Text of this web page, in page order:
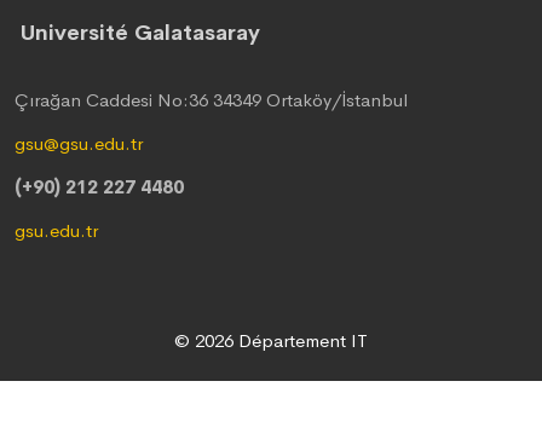
Université Galatasaray
Çırağan Caddesi No:36 34349 Ortaköy/İstanbul
gsu@gsu.edu.tr
(+90) 212 227 4480
gsu.edu.tr
© 2026 Département IT